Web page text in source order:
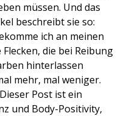
müssen. Und das
beschreibt sie so:
ich an meinen
die bei Reibung
hinterlassen
mehr, mal weniger.
Post ist ein
und Body-Positivity,